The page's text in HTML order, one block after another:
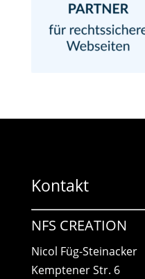
Kontakt
NFS CREATION
Nicol Füg-Steinacker
Kemptener Str. 6